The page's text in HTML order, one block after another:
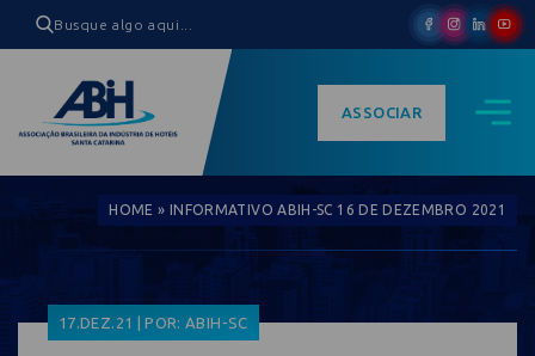
ASSOCIAR
HOME » INFORMATIVO ABIH-SC 16 DE DEZEMBRO 2021
17.DEZ.21 | POR: ABIH-SC